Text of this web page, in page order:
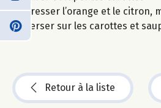
Presser l’orange et le citron,
Verser sur les carottes et
Retour à la liste